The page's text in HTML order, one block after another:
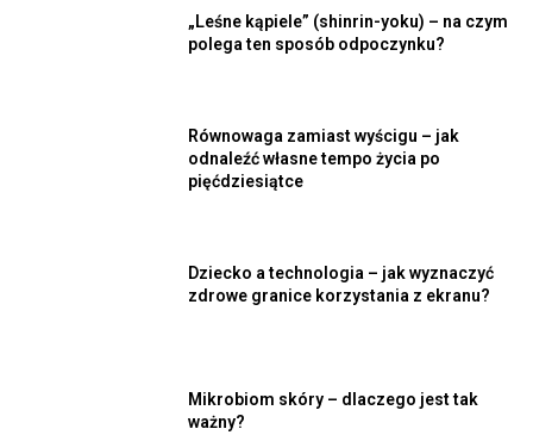
„Leśne kąpiele” (shinrin-yoku) – na czym
polega ten sposób odpoczynku?
Równowaga zamiast wyścigu – jak
odnaleźć własne tempo życia po
pięćdziesiątce
Dziecko a technologia – jak wyznaczyć
zdrowe granice korzystania z ekranu?
Mikrobiom skóry – dlaczego jest tak
ważny?